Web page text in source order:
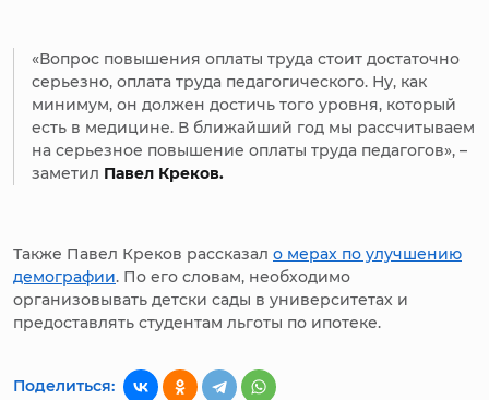
«Вопрос повышения оплаты труда стоит достаточно
серьезно, оплата труда педагогического. Ну, как
минимум, он должен достичь того уровня, который
есть в медицине. В ближайший год мы рассчитываем
на серьезное повышение оплаты труда педагогов», –
заметил Павел Креков.
Также Павел Креков рассказал о мерах по улучшению
демографии. По его словам, необходимо
организовывать детски сады в университетах и
предоставлять студентам льготы по ипотеке.
Поделиться: